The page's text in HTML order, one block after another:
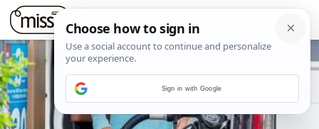
Sign in with Google